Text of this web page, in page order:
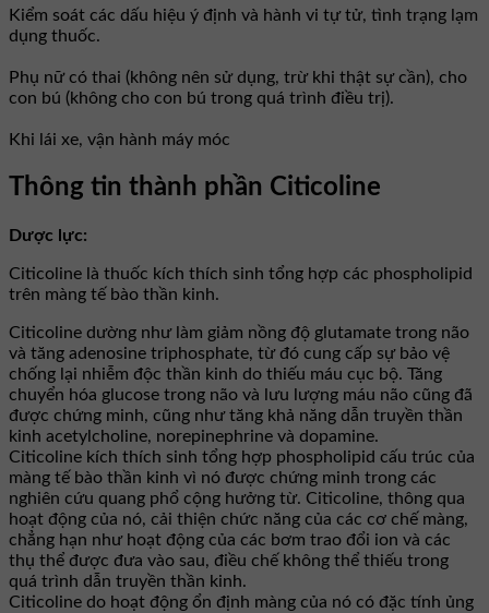
Kiểm soát các dấu hiệu ý định và hành vi tự tử, tình trạng lạm
dụng thuốc.
Phụ nữ có thai (không nên sử dụng, trừ khi thật sự cần), cho
con bú (không cho con bú trong quá trình điều trị).
Khi lái xe, vận hành máy móc
Thông tin thành phần Citicoline
Dược lực:
Citicoline là thuốc kích thích sinh tổng hợp các phospholipid
trên màng tế bào thần kinh.
Citicoline dường như làm giảm nồng độ glutamate trong não
và tăng adenosine triphosphate, từ đó cung cấp sự bảo vệ
chống lại nhiễm độc thần kinh do thiếu máu cục bộ. Tăng
chuyển hóa glucose trong não và lưu lượng máu não cũng đã
được chứng minh, cũng như tăng khả năng dẫn truyền thần
kinh acetylcholine, norepinephrine và dopamine.
Citicoline kích thích sinh tổng hợp phospholipid cấu trúc của
màng tế bào thần kinh vì nó được chứng minh trong các
nghiên cứu quang phổ cộng hưởng từ. Citicoline, thông qua
hoạt động của nó, cải thiện chức năng của các cơ chế màng,
chẳng hạn như hoạt động của các bơm trao đổi ion và các
thụ thể được đưa vào sau, điều chế không thể thiếu trong
quá trình dẫn truyền thần kinh.
Citicoline do hoạt động ổn định màng của nó có đặc tính ủng